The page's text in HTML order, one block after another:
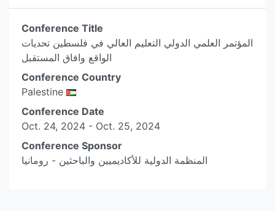
Conference Title
المؤتمر العلمي الدولي التعليم العالي في فلسطين تحديات
الواقع وافاق المستقبل
Conference Country
Palestine
Conference Date
Oct. 24, 2024 - Oct. 25, 2024
Conference Sponsor
المنظمة الدولية للأكاديميين والباحثين - رومانيا